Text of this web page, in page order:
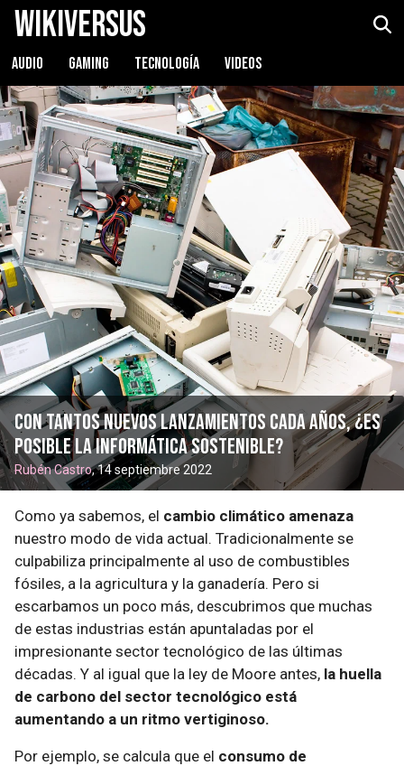
WikiVersus
AUDIO GAMING TECNOLOGÍA VIDEOS
Con tantos nuevos lanzamientos cada años, ¿es
posible la informática sostenible?
Rubén Castro, 14 septiembre 2022
Como ya sabemos, el cambio climático amenaza
nuestro modo de vida actual. Tradicionalmente se
culpabiliza principalmente al uso de combustibles
fósiles, a la agricultura y la ganadería. Pero si
escarbamos un poco más, descubrimos que muchas
de estas industrias están apuntaladas por el
impresionante sector tecnológico de las últimas
décadas. Y al igual que la ley de Moore antes, la huella
de carbono del sector tecnológico está
aumentando a un ritmo vertiginoso.
Por ejemplo, se calcula que el consumo de